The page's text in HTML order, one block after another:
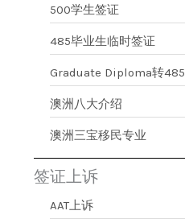
500学生签证
485毕业生临时签证
Graduate Diploma转485
澳洲八大介绍
澳洲三宝移民专业
签证上诉
AAT上诉